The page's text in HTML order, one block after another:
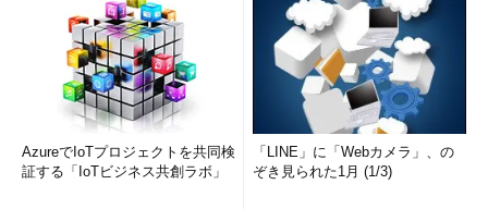
AzureでIoTプロジェクトを共同検
証する「IoTビジネス共創ラボ」
「LINE」に「Webカメラ」、の
ぞき見られた1月 (1/3)